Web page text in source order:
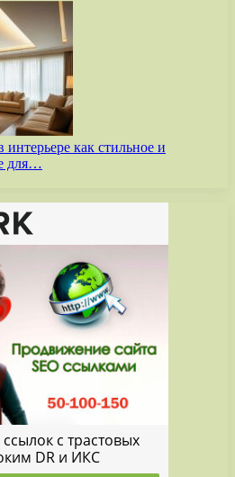
как стильное и
для…